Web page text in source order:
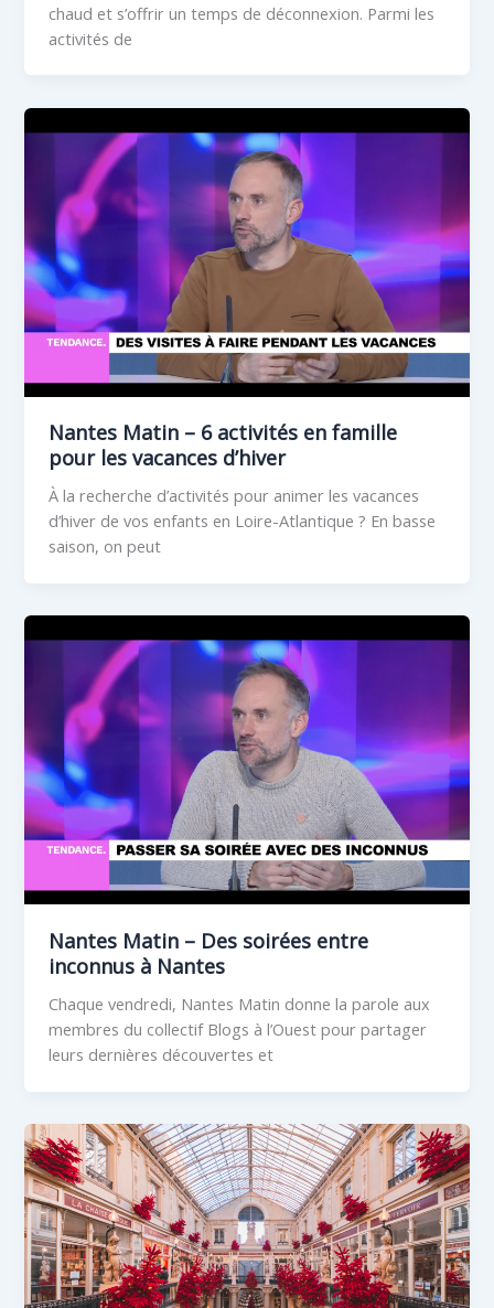
chaud et s’offrir un temps de déconnexion. Parmi les
activités de
Nantes Matin – 6 activités en famille
pour les vacances d’hiver
À la recherche d’activités pour animer les vacances
d’hiver de vos enfants en Loire-Atlantique ? En basse
saison, on peut
Nantes Matin – Des soirées entre
inconnus à Nantes
Chaque vendredi, Nantes Matin donne la parole aux
membres du collectif Blogs à l’Ouest pour partager
leurs dernières découvertes et